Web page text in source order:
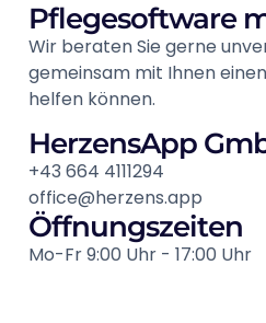
Pflegesoftware
Wir beraten Sie gerne
gemeinsam mit Ihnen
helfen können.
HerzensApp
+43 664 4111294
office@herzens.app
Öffnungszeiten
Mo-Fr 9:00 Uhr - 17:00 Uhr